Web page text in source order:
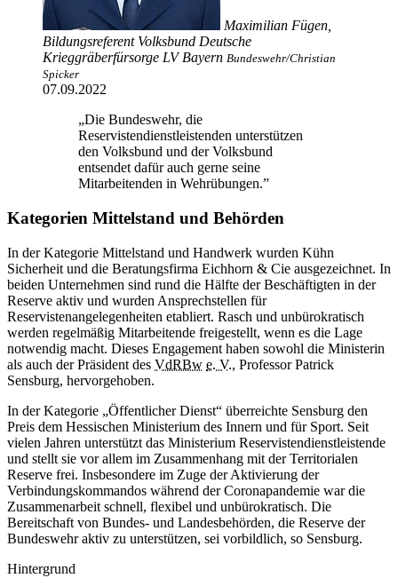
Maximilian Fügen,
Bildungsreferent Volksbund Deutsche
Krieggräberfürsorge LV Bayern Bundeswehr/Christian
Spicker
07.09.2022
„Die Bundeswehr, die
Reservistendienstleistenden unterstützen
den Volksbund und der Volksbund
entsendet dafür auch gerne seine
Mitarbeitenden in Wehrübungen.”
Kategorien Mittelstand und Behörden
In der Kategorie Mittelstand und Handwerk wurden Kühn
Sicherheit und die Beratungsfirma Eichhorn & Cie ausgezeichnet. In
beiden Unternehmen sind rund die Hälfte der Beschäftigten in der
Reserve aktiv und wurden Ansprechstellen für
Reservistenangelegenheiten etabliert. Rasch und unbürokratisch
werden regelmäßig Mitarbeitende freigestellt, wenn es die Lage
notwendig macht. Dieses Engagement haben sowohl die Ministerin
als auch der Präsident des VdRBw e. V., Professor Patrick
Sensburg, hervorgehoben.
In der Kategorie „Öffentlicher Dienst“ überreichte Sensburg den
Preis dem Hessischen Ministerium des Innern und für Sport. Seit
vielen Jahren unterstützt das Ministerium Reservistendienstleistende
und stellt sie vor allem im Zusammenhang mit der Territorialen
Reserve frei. Insbesondere im Zuge der Aktivierung der
Verbindungskommandos während der Coronapandemie war die
Zusammenarbeit schnell, flexibel und unbürokratisch. Die
Bereitschaft von Bundes- und Landesbehörden, die Reserve der
Bundeswehr aktiv zu unterstützen, sei vorbildlich, so Sensburg.
Hintergrund